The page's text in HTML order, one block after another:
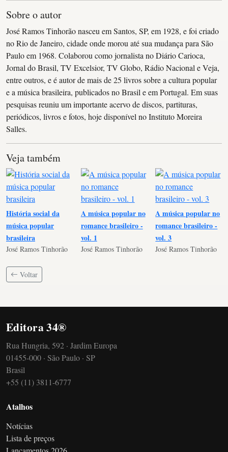
Sobre o autor
José Ramos Tinhorão nasceu em Santos, SP, em 1928, e foi criado
no Rio de Janeiro, cidade onde morou até sua mudança para São
Paulo em 1968. Colaborou como jornalista no Diário Carioca,
Jornal do Brasil, TV Excelsior, TV Globo, Rádio Nacional e Veja,
entre outros, e é autor de mais de 25 livros sobre a cultura popular
e a música brasileira, publicados no Brasil e em Portugal. Em suas
pesquisas reuniu um importante acervo de discos, partituras,
periódicos, livros e fotos, hoje disponível no Instituto Moreira
Salles.
Veja também
História social da
música popular
brasileira
José Ramos Tinhorão
A música popular no
romance brasileiro -
vol. 1
José Ramos Tinhorão
A música popular no
romance brasileiro -
vol. 3
José Ramos Tinhorão
Voltar
Editora 34®
Rua Hungria, 592 · Jardim Europa
01455-000 · São Paulo · SP
Brasil
+55 (11) 3811-6777
Atalhos
Notícias
Lista de preços